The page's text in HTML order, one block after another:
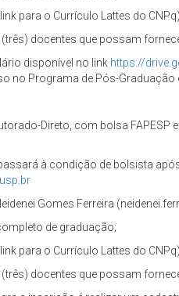
para o Currículo Lattes do
(três) docentes que possam
disponível no link https://
no Programa de Pós-Graduação
Direto, com bolsa
à condição de bolsista
Gomes Ferreira
de graduação;
para o Currículo Lattes do
(três) docentes que possam